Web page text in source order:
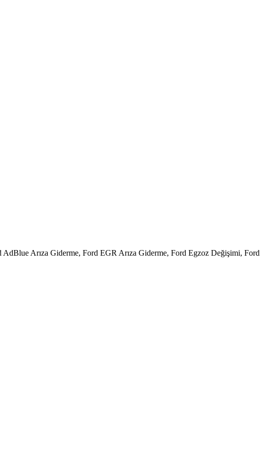
Arıza Giderme, Ford EGR Arıza Giderme, Ford Egzoz Değişimi, Ford